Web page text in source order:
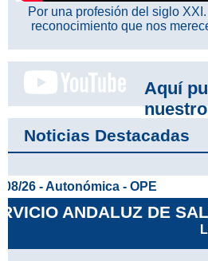
Por una profesión del siglo XXI.
reconocimiento que nos
Aquí
Noticias Destacadas
07/08/26 - Autonómica -
IASS RELACIÓN
PERSONAS
ADMITIDAS Y